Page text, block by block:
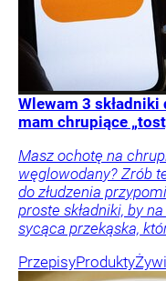
Wlewam 3
mam chrupiące
Masz ochotę na
węglowodany? Zrób
do złudzenia
proste składniki, by
sycąca przekąska,
PrzepisyProdukty